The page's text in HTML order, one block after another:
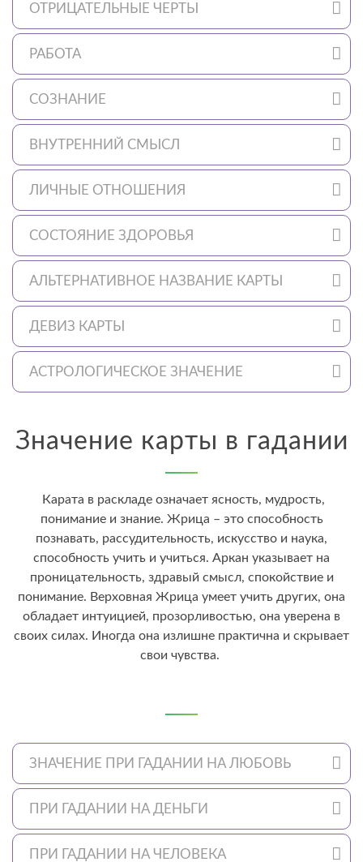
ОТРИЦАТЕЛЬНЫЕ ЧЕРТЫ
РАБОТА
СОЗНАНИЕ
ВНУТРЕННИЙ СМЫСЛ
ЛИЧНЫЕ ОТНОШЕНИЯ
СОСТОЯНИЕ ЗДОРОВЬЯ
АЛЬТЕРНАТИВНОЕ НАЗВАНИЕ КАРТЫ
ДЕВИЗ КАРТЫ
АСТРОЛОГИЧЕСКОЕ ЗНАЧЕНИЕ
Значение карты в гадании
Карата в раскладе означает ясность, мудрость,
понимание и знание. Жрица – это способность
познавать, рассудительность, искусство и наука,
способность учить и учиться. Аркан указывает на
проницательность, здравый смысл, спокойствие и
понимание. Верховная Жрица умеет учить других, она
обладает интуицией, прозорливостью, она уверена в
своих силах. Иногда она излишне практична и скрывает
свои чувства.
ЗНАЧЕНИЕ ПРИ ГАДАНИИ НА ЛЮБОВЬ
ПРИ ГАДАНИИ НА ДЕНЬГИ
ПРИ ГАДАНИИ НА ЧЕЛОВЕКА